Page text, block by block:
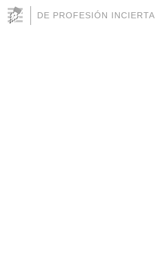
DE PROFESIÓN INCIERTA